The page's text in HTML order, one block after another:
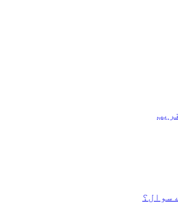
سوال؟